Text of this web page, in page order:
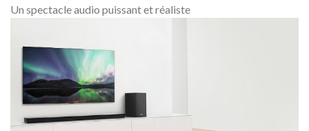
Un spectacle audio puissant et réaliste